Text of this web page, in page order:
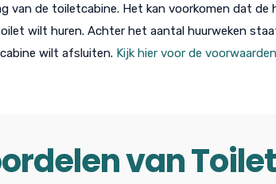
van de toiletcabine. Het kan voorkomen dat
wilt huren. Achter het aantal huurweken
wilt afsluiten. Kijk hier voor de
van